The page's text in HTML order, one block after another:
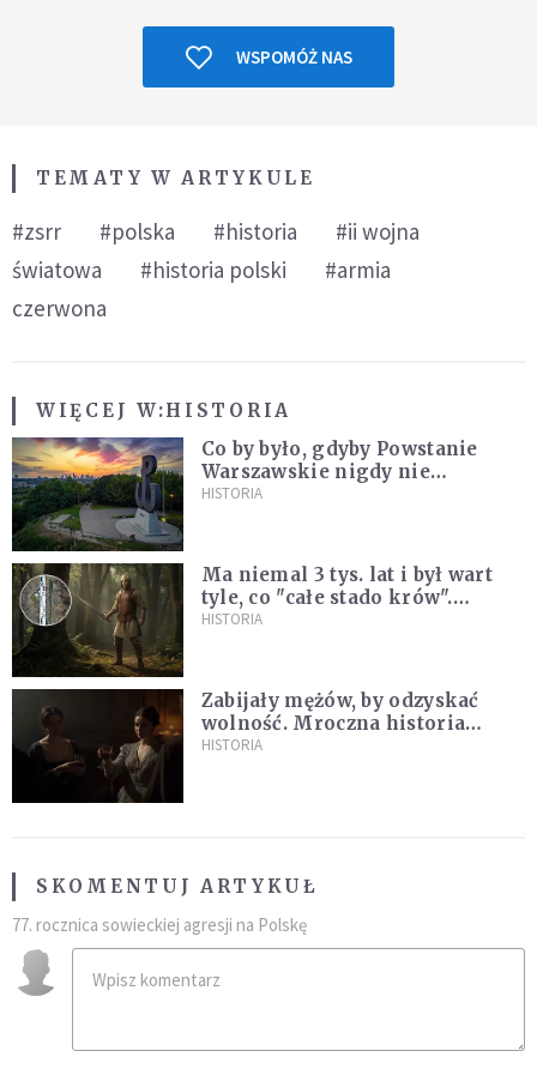
WSPOMÓŻ NAS
TEMATY W ARTYKULE
#zsrr #polska #historia
#ii wojna
światowa
#historia polski
#armia
czerwona
WIĘCEJ W:HISTORIA
Co by było, gdyby Powstanie
Warszawskie nigdy nie
wybuchło? Historia
HISTORIA
Ma niemal 3 tys. lat i był wart
tyle, co "całe stado krów".
Niezwykłe znalezisko na
HISTORIA
Zabijały mężów, by odzyskać
wolność. Mroczna historia
Fanny Lambert z Marsylii
HISTORIA
SKOMENTUJ ARTYKUŁ
77. rocznica sowieckiej agresji na Polskę